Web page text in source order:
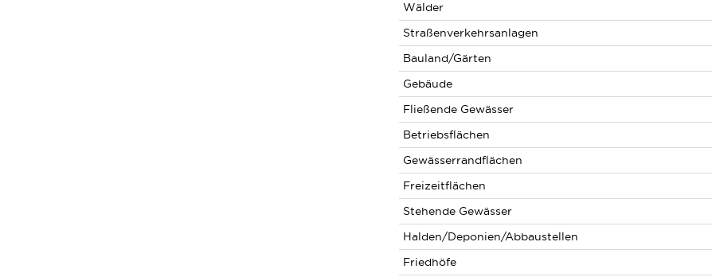
Wälder
Straßenverkehrsanlagen
Bauland/Gärten
Gebäude
Fließende Gewässer
Betriebsflächen
Gewässerrandflächen
Freizeitflächen
Stehende Gewässer
Halden/Deponien/Abbaustellen
Friedhöfe